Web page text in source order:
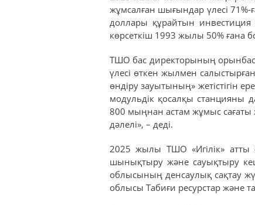
жұмсалған шығындар үлесі
доллары құрайтын инвестиция
көрсеткіш 1993 жылы 50% ғана
ТШО бас директорының
үлесі өткен жылмен
өндіру зауытының» жетістігін
модульдік қосалқы станцияны
800 мыңнан астам жұмыс сағаты
дәлелі», – деді.
2025 жылы ТШО «Игілік» атты
шынықтыру және сауықтыру
облысының денсаулық сақтау
облысы Табиғи ресурстар және